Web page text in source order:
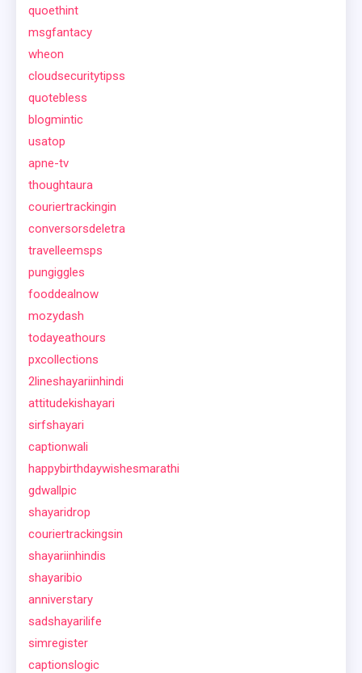
quoethint
msgfantacy
wheon
cloudsecuritytipss
quotebless
blogmintic
usatop
apne-tv
thoughtaura
couriertrackingin
conversorsdeletra
travelleemsps
pungiggles
fooddealnow
mozydash
todayeathours
pxcollections
2lineshayariinhindi
attitudekishayari
sirfshayari
captionwali
happybirthdaywishesmarathi
gdwallpic
shayaridrop
couriertrackingsin
shayariinhindis
shayaribio
anniverstary
sadshayarilife
simregister
captionslogic